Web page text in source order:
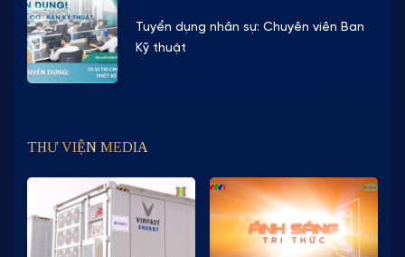
Tuyển dụng nhân sự: Chuyên viên Ban
Kỹ thuật
THƯ VIỆN MEDIA